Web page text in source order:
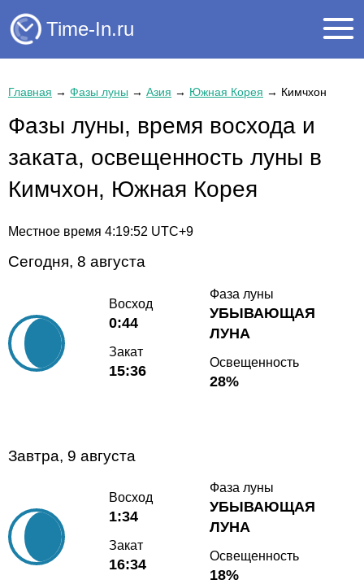
Time-In.ru
Главная → Фазы луны → Азия → Южная Корея → Кимчхон
Фазы луны, время восхода и
заката, освещенность луны в
Кимчхон, Южная Корея
Местное время 4:19:52 UTC+9
Сегодня, 8 августа
Восход
0:44
Закат
15:36
Фаза луны
УБЫВАЮЩАЯ
ЛУНА
Освещенность
28%
Завтра, 9 августа
Восход
1:34
Закат
16:34
Фаза луны
УБЫВАЮЩАЯ
ЛУНА
Освещенность
18%